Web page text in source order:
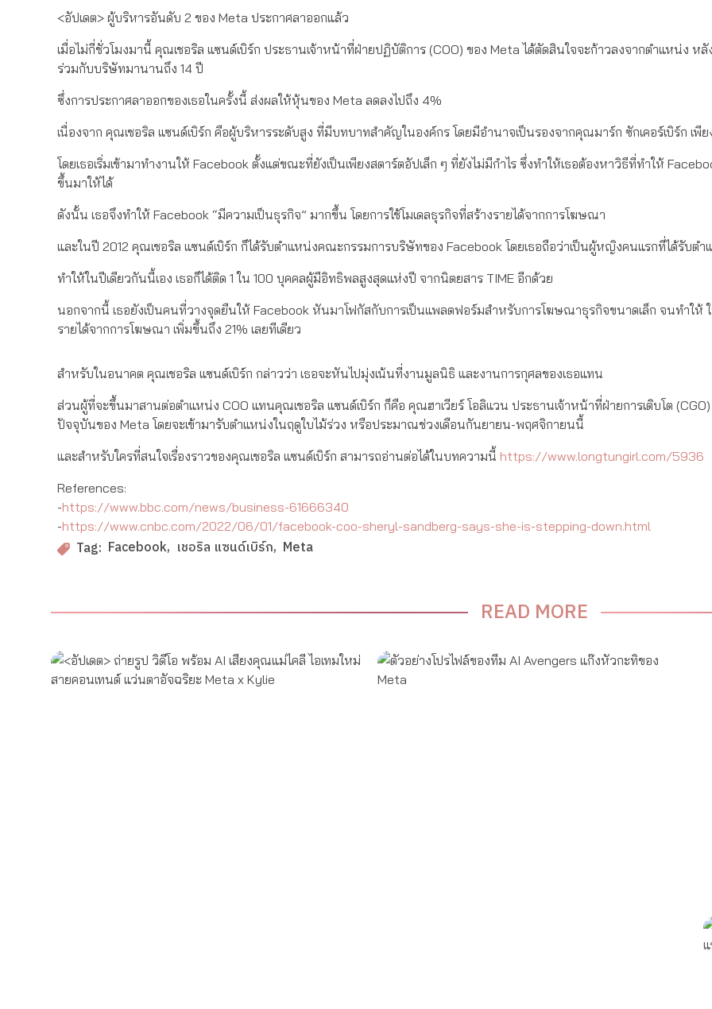
<อัปเดต> ผู้บริหารอันดับ 2 ของ Meta ประกาศลาออกแล้ว
เมื่อไม่กี่ชั่วโมงมานี้ คุณเชอริล แซนด์เบิร์ก ประธานเจ้าหน้าที่ฝ่ายปฏิบัติการ (COO) ของ Meta ได้ตัดสินใจจะก้าวลงจากตำแหน่ง หลั
ร่วมกับบริษัทมานานถึง 14 ปี
ซึ่งการประกาศลาออกของเธอในครั้งนี้ ส่งผลให้หุ้นของ Meta ลดลงไปถึง 4%
เนื่องจาก คุณเชอริล แซนด์เบิร์ก คือผู้บริหารระดับสูง ที่มีบทบาทสำคัญในองค์กร โดยมีอำนาจเป็นรองจากคุณมาร์ก ซักเคอร์เบิร์ก เพีย
โดยเธอเริ่มเข้ามาทำงานให้ Facebook ตั้งแต่ขณะที่ยังเป็นเพียงสตาร์ตอัปเล็ก ๆ ที่ยังไม่มีกำไร ซึ่งทำให้เธอต้องหาวิธีที่ทำให้
ขึ้นมาให้ได้
ดังนั้น เธอจึงทำให้ Facebook “มีความเป็นธุรกิจ” มากขึ้น โดยการใช้โมเดลธุรกิจที่สร้างรายได้จากการโฆษณา
และในปี 2012 คุณเชอริล แซนด์เบิร์ก ก็ได้รับตำแหน่งคณะกรรมการบริษัทของ Facebook โดยเธอถือว่าเป็นผู้หญิงคนแรกที่ได้รับตำ
ทำให้ในปีเดียวกันนี้เอง เธอก็ได้ติด 1 ใน 100 บุคคลผู้มีอิทธิพลสูงสุดแห่งปี จากนิตยสาร TIME อีกด้วย
นอกจากนี้ เธอยังเป็นคนที่วางจุดยืนให้ Facebook หันมาโฟกัสกับการเป็นแพลตฟอร์มสำหรับการโฆษณาธุรกิจขนาดเล็ก จนทำให้
รายได้จากการโฆษณา เพิ่มขึ้นถึง 21% เลยทีเดียว
สำหรับในอนาคต คุณเชอริล แซนด์เบิร์ก กล่าวว่า เธอจะหันไปมุ่งเน้นที่งานมูลนิธิ และงานการกุศลของเธอแทน
ส่วนผู้ที่จะขึ้นมาสานต่อตำแหน่ง COO แทนคุณเชอริล แซนด์เบิร์ก ก็คือ คุณฮาเวียร์ โอลิแวน ประธานเจ้าหน้าที่ฝ่ายการเติบโต
ปัจจุบันของ Meta โดยจะเข้ามารับตำแหน่งในฤดูใบไม้ร่วง หรือประมาณช่วงเดือนกันยายน-พฤศจิกายนนี้
และสำหรับใครที่สนใจเรื่องราวของคุณเชอริล แซนด์เบิร์ก สามารถอ่านต่อได้ในบทความนี้ https://www.longtungirl.com/5936
References:
-https://www.bbc.com/news/business-61666340
-https://www.cnbc.com/2022/06/01/facebook-coo-sheryl-sandberg-says-she-is-stepping-down.html
Tag: Facebook เชอริล แซนด์เบิร์ก Meta
READ MORE